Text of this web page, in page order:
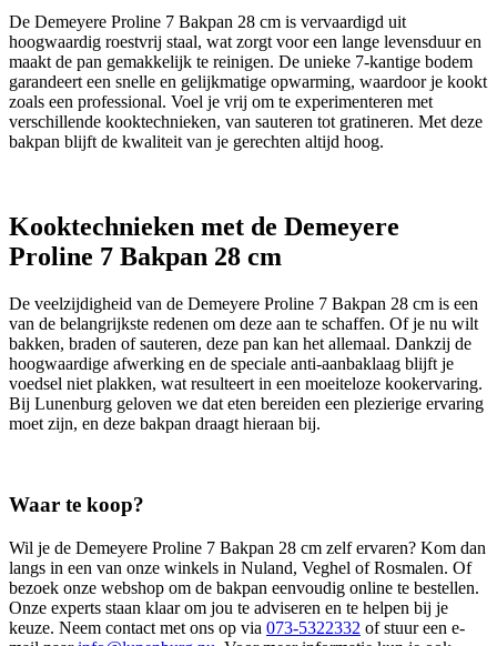
De Demeyere Proline 7 Bakpan 28 cm is vervaardigd uit
hoogwaardig roestvrij staal, wat zorgt voor een lange levensduur en
maakt de pan gemakkelijk te reinigen. De unieke 7-kantige bodem
garandeert een snelle en gelijkmatige opwarming, waardoor je kookt
zoals een professional. Voel je vrij om te experimenteren met
verschillende kooktechnieken, van sauteren tot gratineren. Met deze
bakpan blijft de kwaliteit van je gerechten altijd hoog.
Kooktechnieken met de Demeyere
Proline 7 Bakpan 28 cm
De veelzijdigheid van de Demeyere Proline 7 Bakpan 28 cm is een
van de belangrijkste redenen om deze aan te schaffen. Of je nu wilt
bakken, braden of sauteren, deze pan kan het allemaal. Dankzij de
hoogwaardige afwerking en de speciale anti-aanbaklaag blijft je
voedsel niet plakken, wat resulteert in een moeiteloze kookervaring.
Bij Lunenburg geloven we dat eten bereiden een plezierige ervaring
moet zijn, en deze bakpan draagt hieraan bij.
Waar te koop?
Wil je de Demeyere Proline 7 Bakpan 28 cm zelf ervaren? Kom dan
langs in een van onze winkels in Nuland, Veghel of Rosmalen. Of
bezoek onze webshop om de bakpan eenvoudig online te bestellen.
Onze experts staan klaar om jou te adviseren en te helpen bij je
keuze. Neem contact met ons op via 073-5322332 of stuur een e-